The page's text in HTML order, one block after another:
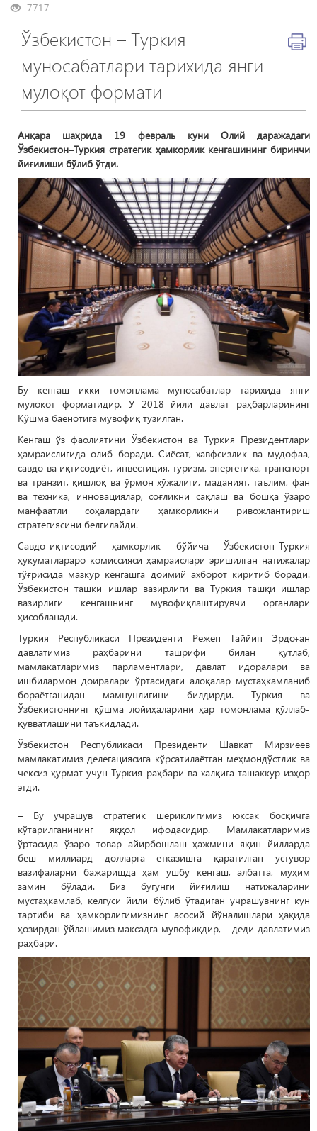
7717
Ўзбекистон – Туркия
муносабатлари тарихида янги
мулоқот формати
Анқара шаҳрида 19 февраль куни Олий даражадаги
Ўзбекистон–Туркия стратегик ҳамкорлик кенгашининг биринчи
йиғилиши бўлиб ўтди.
Бу кенгаш икки томонлама муносабатлар тарихида янги
мулоқот форматидир. У 2018 йили давлат раҳбарларининг
Қўшма баёнотига мувофиқ тузилган.
Кенгаш ўз фаолиятини Ўзбекистон ва Туркия Президентлари
ҳамраислигида олиб боради. Сиёсат, хавфсизлик ва мудофаа,
савдо ва иқтисодиёт, инвестиция, туризм, энергетика, транспорт
ва транзит, қишлоқ ва ўрмон хўжалиги, маданият, таълим, фан
ва техника, инновациялар, соғлиқни сақлаш ва бошқа ўзаро
манфаатли соҳалардаги ҳамкорликни ривожлантириш
стратегиясини белгилайди.
Савдо-иқтисодий ҳамкорлик бўйича Ўзбекистон-Туркия
ҳукуматлараро комиссияси ҳамраислари эришилган натижалар
тўғрисида мазкур кенгашга доимий ахборот киритиб боради.
Ўзбекистон ташқи ишлар вазирлиги ва Туркия ташқи ишлар
вазирлиги кенгашнинг мувофиқлаштирувчи органлари
ҳисобланади.
Туркия Республикаси Президенти Режеп Таййип Эрдоған
давлатимиз раҳбарини ташрифи билан қутлаб,
мамлакатларимиз парламентлари, давлат идоралари ва
ишбилармон доиралари ўртасидаги алоқалар мустаҳкамланиб
бораётганидан мамнунлигини билдирди. Туркия ва
Ўзбекистоннинг қўшма лойиҳаларини ҳар томонлама қўллаб-
қувватлашини таъкидлади.
Ўзбекистон Республикаси Президенти Шавкат Мирзиёев
мамлакатимиз делегациясига кўрсатилаётган меҳмондўстлик ва
чексиз ҳурмат учун Туркия раҳбари ва халқига ташаккур изҳор
этди.
– Бу учрашув стратегик шериклигимиз юксак босқичга
кўтарилганининг яққол ифодасидир. Мамлакатларимиз
ўртасида ўзаро товар айирбошлаш ҳажмини яқин йилларда
беш миллиард долларга етказишга қаратилган устувор
вазифаларни бажаришда ҳам ушбу кенгаш, албатта, муҳим
замин бўлади. Биз бугунги йиғилиш натижаларини
мустаҳкамлаб, келгуси йили бўлиб ўтадиган учрашувнинг кун
тартиби ва ҳамкорлигимизнинг асосий йўналишлари ҳақида
ҳозирдан ўйлашимиз мақсадга мувофиқдир, – деди давлатимиз
раҳбари.